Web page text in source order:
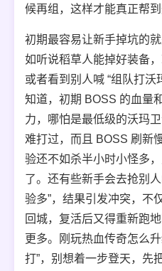
候再组，这样才能真正帮到
初期最容易让新手掉坑的
如听说稻草人能掉好装备
或者看到别人喊 “组队打沃
知道，初期 BOSS 的血量
力，哪怕是最低级的沃玛
难打过，而且 BOSS 刷新
验还不如杀半小时小怪多
了。还有些新手会去抢别
验多”，结果引发冲突，不
回城，复活后又得重新跑
更多。刚玩热血传奇怎么
打”，别想着一步登天，先